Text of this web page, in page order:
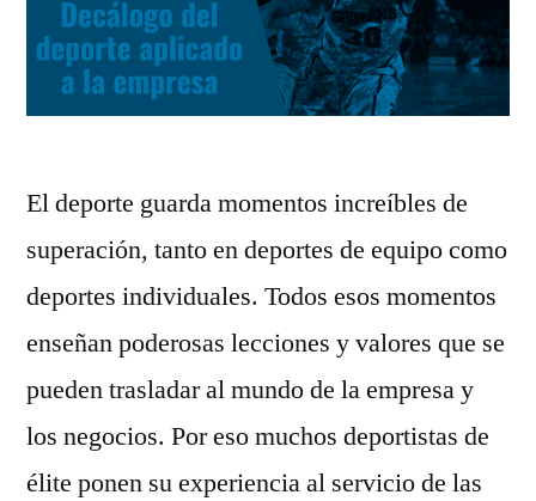
El deporte guarda momentos increíbles de
superación, tanto en deportes de equipo como
deportes individuales. Todos esos momentos
enseñan poderosas lecciones y valores que se
pueden trasladar al mundo de la empresa y
los negocios. Por eso muchos deportistas de
élite ponen su experiencia al servicio de las